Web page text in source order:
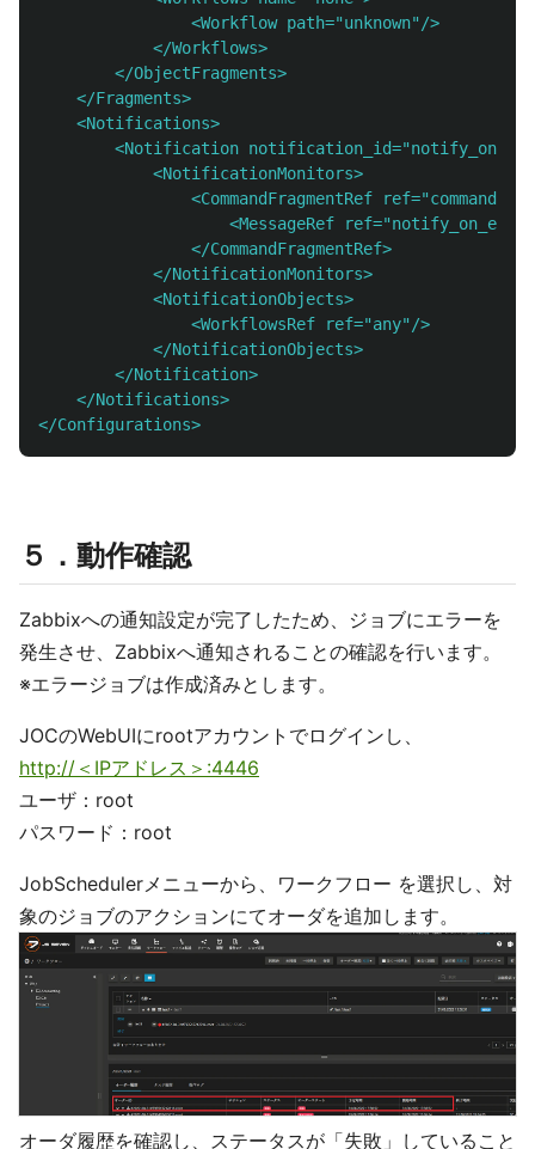
                <Workflow path="unknown"/>
            </Workflows>
        </ObjectFragments>
    </Fragments>
    <Notifications>
<Notification
            <NotificationMonitors>
<CommandFragmentRef
<MessageRef
                </CommandFragmentRef>
            </NotificationMonitors>
            <NotificationObjects>
                <WorkflowsRef ref="any"/>
            </NotificationObjects>
        </Notification>
    </Notifications>
</Configurations>
５．動作確認
Zabbixへの通知設定が完了したため、ジョブにエラーを
発生させ、Zabbixへ通知されることの確認を行います。
※エラージョブは作成済みとします。
JOCのWebUIにrootアカウントでログインし、
http://＜IPアドレス＞:4446
ユーザ：root
パスワード：root
JobSchedulerメニューから、ワークフロー を選択し、対
象のジョブのアクションにてオーダを追加します。
オーダ履歴を確認し、ステータスが「失敗」していること